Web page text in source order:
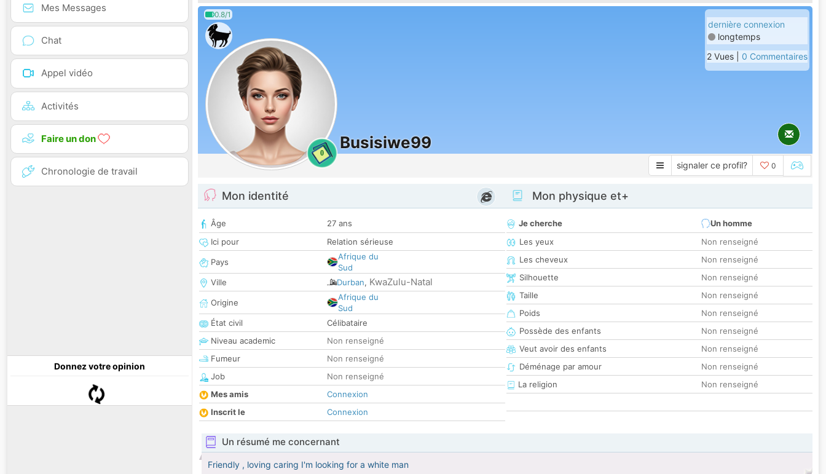
Mes Messages
Chat
Appel vidéo
Activités
Faire un don
Chronologie de travail
Donnez votre opinion
0.8/1
0
Busisiwe99
dernière connexion
longtemps
2 Vues | 0 Commentaires
signaler ce profil? 0
Mon identité
Âge
27 ans
Ici pour
Relation sérieuse
Pays
Afrique du
Sud
Ville
Durban, KwaZulu-Natal
Origine
Afrique du
Sud
État civil
Célibataire
Niveau academic
Non renseigné
Fumeur
Non renseigné
Job
Non renseigné
Mes amis
Connexion
Inscrit le
Connexion
Mon physique et+
Je cherche
Un homme
Les yeux
Non renseigné
Les cheveux
Non renseigné
Silhouette
Non renseigné
Taille
Non renseigné
Poids
Non renseigné
Possède des enfants
Non renseigné
Veut avoir des enfants
Non renseigné
Déménage par amour
Non renseigné
La religion
Non renseigné
Un résumé me concernant
Friendly , loving caring I'm looking for a white man